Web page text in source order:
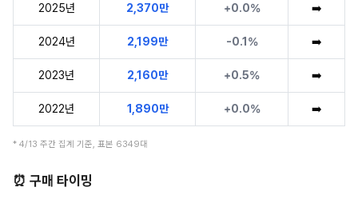
2025년 2,370만 +0.0% ➡️
2024년 2,199만 -0.1% ➡️
2023년 2,160만 +0.5% ➡️
2022년 1,890만 +0.0% ➡️
* 4/13 주간 집계 기준, 표본 6349대
⏰ 구매 타이밍